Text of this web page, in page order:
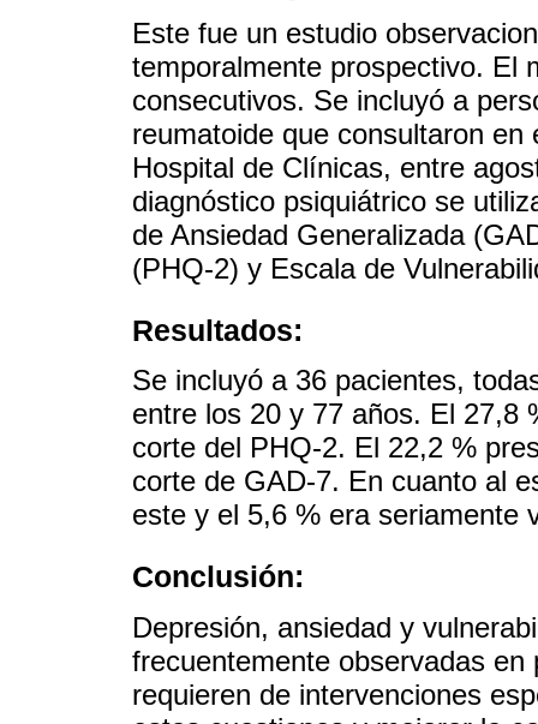
Este fue un estudio
temporalmente prospectivo. El
consecutivos. Se incluyó a
reumatoide que consultaron
Hospital de Clínicas, entre
diagnóstico psiquiátrico se
de Ansiedad Generalizada
(PHQ-2) y Escala de
Resultados:
Se incluyó a 36 pacientes,
entre los 20 y 77 años. El 27,8
corte del PHQ-2. El 22,2 %
corte de GAD-7. En cuanto al
este y el 5,6 % era seriamente
Conclusión:
Depresión, ansiedad y
frecuentemente observadas
requieren de intervenciones